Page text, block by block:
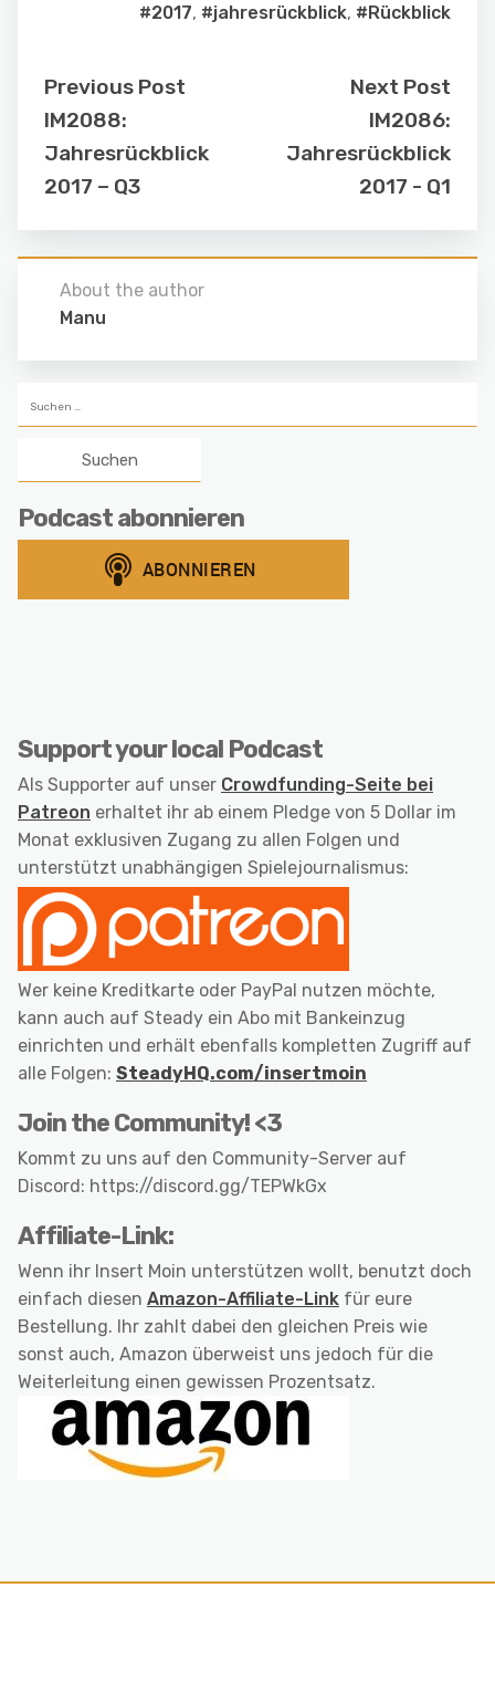
#2017, #jahresrückblick, #Rückblick
Previous Post
IM2088:
Jahresrückblick
2017 – Q3
Next Post
IM2086:
Jahresrückblick
2017 - Q1
About the author
Manu
nach:
Podcast abonnieren
Support your local Podcast
Als Supporter auf unser Crowdfunding-Seite bei
Patreon erhaltet ihr ab einem Pledge von 5 Dollar im
Monat exklusiven Zugang zu allen Folgen und
unterstützt unabhängigen Spielejournalismus:
Wer keine Kreditkarte oder PayPal nutzen möchte,
kann auch auf Steady ein Abo mit Bankeinzug
einrichten und erhält ebenfalls kompletten Zugriff auf
alle Folgen: SteadyHQ.com/insertmoin
Join the Community! <3
Kommt zu uns auf den Community-Server auf
Discord: https://discord.gg/TEPWkGx
Affiliate-Link:
Wenn ihr Insert Moin unterstützen wollt, benutzt doch
einfach diesen Amazon-Affiliate-Link für eure
Bestellung. Ihr zahlt dabei den gleichen Preis wie
sonst auch, Amazon überweist uns jedoch für die
Weiterleitung einen gewissen Prozentsatz.